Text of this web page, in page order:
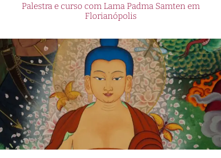
Palestra e curso com Lama Padma Samten em
Florianópolis